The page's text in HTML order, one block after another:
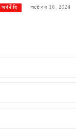
অর্থনীতি অক্টোবর 16, 2024